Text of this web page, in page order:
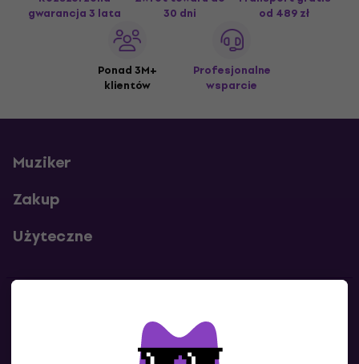
gwarancja 3 lata
30 dni
od 489 zł
Ponad 3M+
klientów
Profesjonalne
wsparcie
Muziker
Zakup
Użyteczne
Skontaktuj się z nami